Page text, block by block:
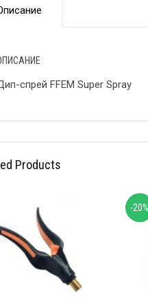
спрей FFEM Super Spray
Products
-20%